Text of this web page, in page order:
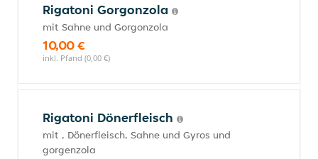
Rigatoni Gorgonzola
mit Sahne und Gorgonzola
10,00 €
inkl. Pfand (0,00 €)
Rigatoni Dönerfleisch
mit , Dönerfleisch, Sahne und Gyros und
gorgenzola